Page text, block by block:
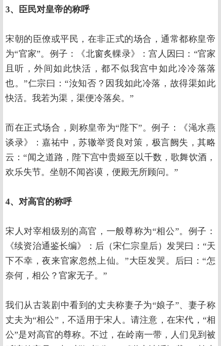
3、臣民对皇帝的称呼
宋朝的臣僚或平民，在非正式的场合，通常都称皇帝
为“官家”。例子：《北窗炙輠录》：宫人因曰：“官家
且听，外间如此快活，都不似我宫中如此冷冷落落
也。”仁宗曰：“汝知否？因我如此冷落，故得渠如此
快活。我若为渠，渠便冷落矣。”
而在正式场合，则称皇帝为“陛下”。例子：《渑水燕
谈录》：嘉祐中，苏辙举贤良对策，极言阙失，其略
云：“闻之道路，陛下宫中贵姬至以千数，歌舞饮酒，
欢乐失节。坐朝不闻咨谟，便殿无所顾问。”
4、对高官的称呼
宋人对宰相级别的高官，一般尊称为“相公”。例子：
《续资治通鉴长编》：后（宋仁宗皇后）发哭曰：“天
下不幸，夜来官家忽然上仙。”大臣发哭。后曰：“怎
奈何，相公？官家无子。”
我们从古装剧中看到的丈夫称妻子为“娘子”、妻子称
丈夫为“相公”，不适用于宋人。请注意，在宋代，“相
公”是对高官的尊称。不过，在岭南一带，人们见到被